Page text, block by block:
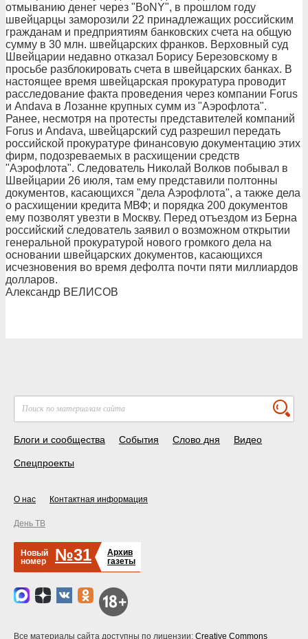
отмыванию денег через "BоNY", в прошлом году
швейцарцы заморозили 22 принадлежащих российским
гражданам и предприятиям банковских счета на общую
сумму в 30 млн. швейцарских франков. Верховный суд
Швейцарии недавно отказал Борису Березовскому в
просьбе разблокировать счета в швейцарских банках. В
настоящее время швейцарская прокуратура проводит
расследование факта проведения через компании Forus
и Andava в Лозанне крупных сумм из "Аэрофлота".
Ранее, несмотря на протесты представителей компаний
Forus и Andava, швейцарский суд разрешил передать
российской прокуратуре финансовую документацию этих
фирм, подозреваемых в расхищении средств
"Аэрофлота". Следователь Николай Волков побывал в
Швейцарии 26 июля, там ему представили полтонны
документов, касающихся "дела Аэрофлота", а также дела
о расхищении кредита МВФ; и порядка 200 документов
ему позволят увезти в Москву. Перед отъездом из Берна
российский следователь заявил о возможном открытии
генеральной прокуратурой нового громкого дела на
основании швейцарских документов, касающихся
исчезновения во время дефолта почти пяти миллиардов
долларов.
Александр ВЕЛИСОВ
Блоги и сообщества События Слово дня Видео
Спецпроекты
О нас Контактная информация
День ТВ
Новый
номер
№31
Архив
газеты
Все материалы сайта доступны по лицензии: Creative Commons